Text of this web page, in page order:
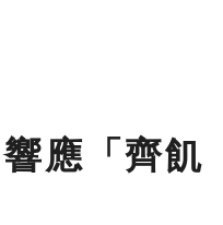
應「齊飢